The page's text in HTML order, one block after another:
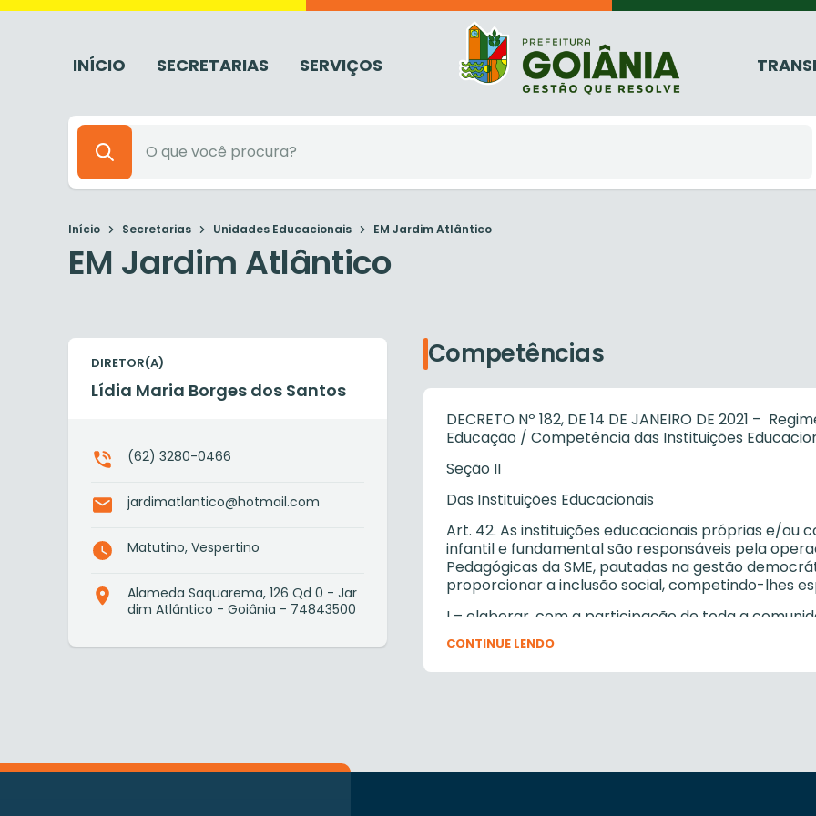
INÍCIO SECRETARIAS SERVIÇOS
Início Secretarias Unidades Educacionais EM Jardim Atlântico
EM Jardim Atlântico
DIRETOR(A)
Lídia Maria Borges dos Santos
(62) 3280-0466
jardimatlantico@hotmail.com
Matutino, Vespertino
Alameda Saquarema, 126 Qd 0 - Jar
dim Atlântico - Goiânia - 74843500
Competências
DECRETO Nº 182, DE 14 DE JANEIRO DE 2021 –
Educação / Competência das Instituições
Seção II
Das Instituições Educacionais
Art. 42. As instituições educacionais próprias e/ou
infantil e fundamental são responsáveis pela
Pedagógicas da SME, pautadas na gestão
proporcionar a inclusão social, competindo-lhes
I – elaborar, com a participação de toda a
Grêmios Estudantis, assessoradas pelas
Político-Pedagógico com vistas a conquistar sua
Plano de Ação definido e sob responsabilidade da
III – coordenar e articular todas as atividades
CONTINUE LENDO